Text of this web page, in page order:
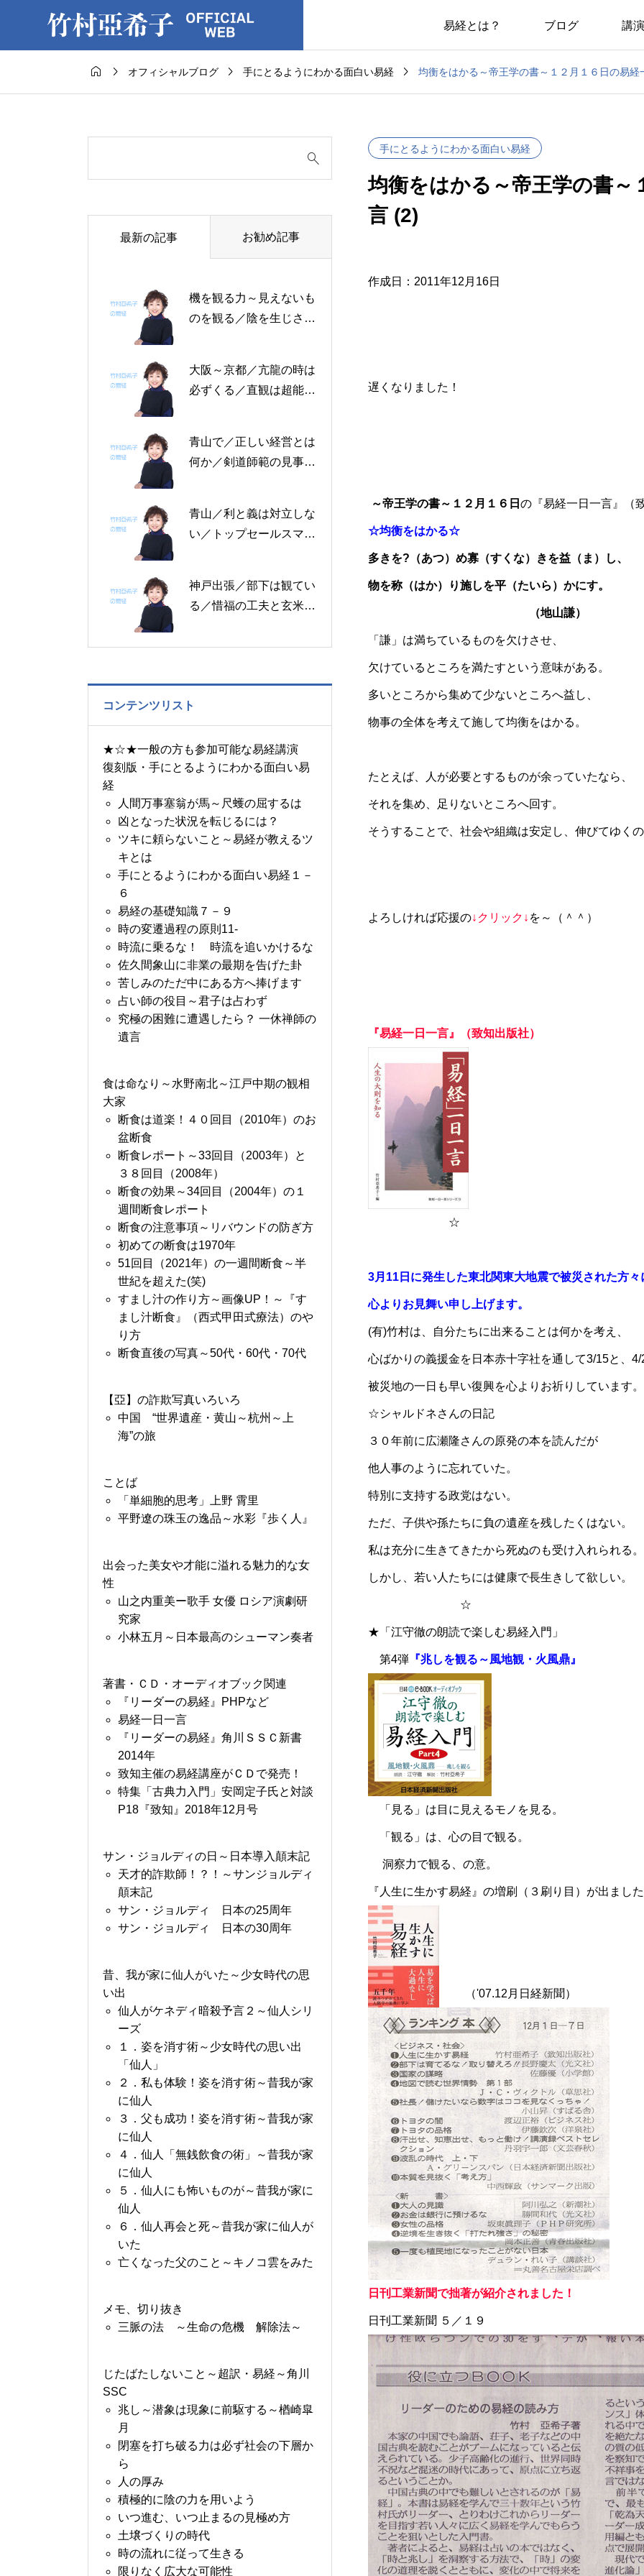
易経とは？ ブログ 講
  オフィシャルブログ  手にとるようにわかる面白い易経  均衡をはかる～帝王学の書～１２月１６日の易経
手にとるようにわかる面白い易経
均衡をはかる～帝王学の書～
言 (2)
作成日：2011年12月16日
遅くなりました！
～帝王学の書～１２月１６日 の『易経一日一言』（
☆均衡をはかる☆
多きを?（あつ）め寡（すくな）きを益（ま）し、
物を称（はか）り施しを平（たいら）かにす。
（地山謙）
「謙」は満ちているものを欠けさせ、
欠けているところを満たすという意味がある。
多いところから集めて少ないところへ益し、
物事の全体を考えて施して均衡をはかる。
たとえば、人が必要とするものが余っていたなら、
それを集め、足りないところへ回す。
そうすることで、社会や組織は安定し、伸びてゆく
よろしければ応援の↓クリック↓ を～（＾＾）
『易経一日一言』（致知出版社）
☆
3月11日に発生した東北関東大地震で被災された方々
心よりお見舞い申し上げます。
(有)竹村は、自分たちに出来ることは何かを考え、
心ばかりの義援金を 日本赤十字社を通して3/15と、
被災地の一日も早い復興を心よりお祈りしています。
☆シャルドネさんの日記
３０年前に広瀬隆さんの原発の本を読んだが
他人事のように忘れていた。
特別に支持する政党はない。
ただ、子供や孫たちに負の遺産を残したくはない。
私は充分に生きてきたから死ぬのも受け入れられる。
しかし、若い人たちには健康で長生きして欲しい。
☆
★「江守徹の朗読で楽しむ易経入門」
第4弾 『兆しを観る～風地観・火風鼎』
「見る」は目に見えるモノを見る。
「観る」は、心の目で観る。
洞察力で観る、の意。
『人生に生かす易経』の増刷（３刷り目）が出まし
（'07.12月日経新聞）
日刊工業新聞で拙著が紹介されました！
日刊工業新聞 ５／１９
最新の記事 お勧め記事
機を観る力～見えないも
のを観る／陰を生じさせ
月4日～2月8日の5日分
の易経一日一言
大阪～京都／亢龍の時は
必ずくる／直観は超能力
月3日の5日分の易経一日
一言
青山で／正しい経営とは
何か／剣道師範の見事な
日の5日分の易経一日一
言
青山／利と義は対立しな
い／トップセールスマン
の書～1月19日～24日の
6日分の易経一日一言
神戸出張／部下は観てい
る／惜福の工夫と玄米食
の書～1月14日～18日の
コンテンツリスト
★☆★一般の方も参加可能な易経講演
復刻版・手にとるようにわかる面白い易
経
人間万事塞翁が馬～尺蠖の屈するは
凶となった状況を転じるには？
ツキに頼らないこと～易経が教えるツ
キとは
手にとるようにわかる面白い易経１－
６
易経の基礎知識７－９
時の変遷過程の原則11-
時流に乗るな！ 時流を追いかけるな
佐久間象山に非業の最期を告げた卦
苦しみのただ中にある方へ捧げます
占い師の役目～君子は占わず
究極の困難に遭遇したら？ 一休禅師の
遺言
食は命なり～水野南北～江戸中期の観相
大家
断食は道楽！４０回目（2010年）のお
盆断食
断食レポート～33回目（2003年）と
３８回目（2008年）
断食の効果～34回目（2004年）の１
週間断食レポート
断食の注意事項～リバウンドの防ぎ方
初めての断食は1970年
51回目（2021年）の一週間断食～半
世紀を超えた(笑)
すまし汁の作り方～画像UP！～『す
まし汁断食』（西式甲田式療法）のや
り方
断食直後の写真～50代・60代・70代
【亞】の詐欺写真いろいろ
中国 “世界遺産・黄山～杭州～上
海”の旅
ことば
「単細胞的思考」上野 霄里
平野遼の珠玉の逸品～水彩『歩く人』
出会った美女や才能に溢れる魅力的な女
性
山之内重美ー歌手 女優 ロシア演劇研
究家
小林五月～日本最高のシューマン奏者
著書・ＣＤ・オーディオブック関連
『リーダーの易経』PHPなど
易経一日一言
『リーダーの易経』角川ＳＳＣ新書
2014年
致知主催の易経講座がＣＤで発売！
特集「古典力入門」安岡定子氏と対談
P18『致知』2018年12月号
サン・ジョルディの日～日本導入顛末記
天才的詐欺師！？！～サンジョルディ
顛末記
サン・ジョルディ 日本の25周年
サン・ジョルディ 日本の30周年
昔、我が家に仙人がいた～少女時代の思
い出
仙人がケネディ暗殺予言２～仙人シリ
ーズ
１．姿を消す術～少女時代の思い出
「仙人」
２．私も体験！姿を消す術～昔我が家
に仙人
３．父も成功！姿を消す術～昔我が家
に仙人
４．仙人「無銭飲食の術」～昔我が家
に仙人
５．仙人にも怖いものが～昔我が家に
仙人
６．仙人再会と死～昔我が家に仙人が
いた
亡くなった父のこと～キノコ雲をみた
メモ、切り抜き
三脈の法 ～生命の危機 解除法～
じたばたしないこと～超訳・易経～角川
SSC
兆し～潜象は現象に前駆する～楢崎皐
月
閉塞を打ち破る力は必ず社会の下層か
ら
人の厚み
積極的に陰の力を用いよう
いつ進む、いつ止まるの見極め方
土壌づくりの時代
時の流れに従って生きる
限りなく広大な可能性